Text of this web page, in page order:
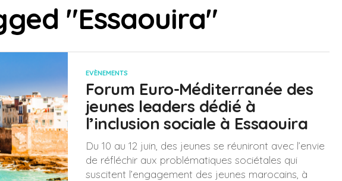
"Essaouira"
EVÈNEMENTS
Forum Euro-Méditerranée des
jeunes leaders dédié à
l’inclusion sociale à Essaouira
Du 10 au 12 juin, des jeunes se réuniront avec l’envie
de réfléchir aux problématiques sociétales qui
suscitent l’engagement des jeunes marocains, à